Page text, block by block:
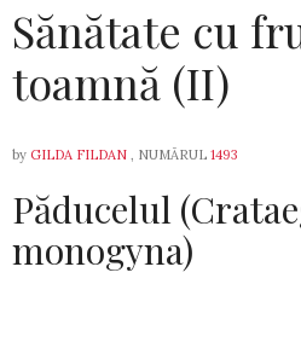
Sănătate cu
toamnă (II)
by GILDA FILDAN , NUMĂRUL 1493
Păducelul
monogyna)